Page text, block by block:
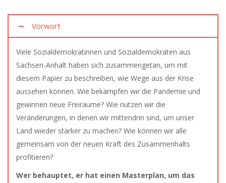
Vorwort
Viele Sozialdemokratinnen und Sozialdemokraten aus
Sachsen-Anhalt haben sich zusammengetan, um mit
diesem Papier zu beschreiben, wie Wege aus der Krise
aussehen können. Wie bekämpfen wir die Pandemie und
gewinnen neue Freiräume? Wie nutzen wir die
Veränderungen, in denen wir mittendrin sind, um unser
Land wieder stärker zu machen? Wie können wir alle
gemeinsam von der neuen Kraft des Zusammenhalts
profitieren?
Wer behauptet, er hat einen Masterplan, um das